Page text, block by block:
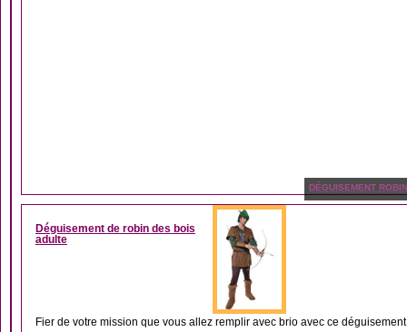
DÉGUISEMENT
Déguisement de robin des bois
adulte
Fier de votre mission que vous allez remplir avec brio avec ce